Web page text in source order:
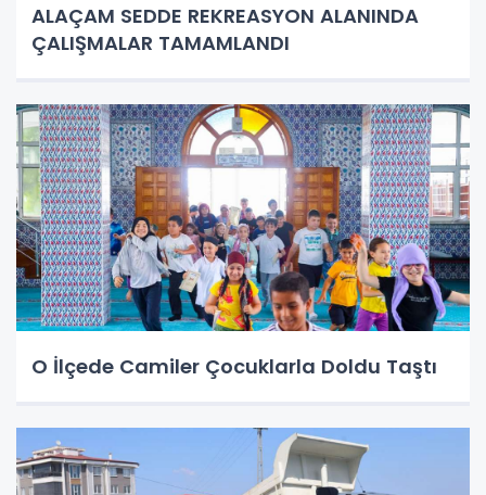
ALAÇAM SEDDE REKREASYON ALANINDA
ÇALIŞMALAR TAMAMLANDI
O İlçede Camiler Çocuklarla Doldu Taştı